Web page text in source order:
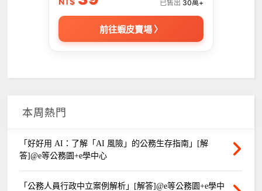
已售出 30萬+
前往蝦皮賣場 〉
本周熱門
「好好用 AI：了解「AI 風險」的公務生存指南」[解
答]@e等公務園+e學中心
「公務人員行政中立案例解析」[解答]@e等公務園+e學中